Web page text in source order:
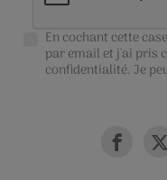
En cochant cette
par email et j'ai pris
confidentialité. Je